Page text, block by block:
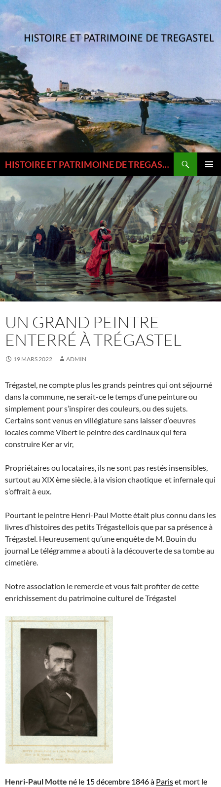
Aller
au
contenu
HISTOIRE ET PATRIMOINE DE TREGASTEL ET DU TREGOR
MENU
UN GRAND PEINTRE
ENTERRÉ À TRÉGASTEL
19 MARS 2022 ADMIN
Trégastel, ne compte plus les grands peintres qui ont séjourné
dans la commune, ne serait-ce le temps d’une peinture ou
simplement pour s’inspirer des couleurs, ou des sujets.
Certains sont venus en villégiature sans laisser d’oeuvres
locales comme Vibert le peintre des cardinaux qui fera
construire Ker ar vir,
Propriétaires ou locataires, ils ne sont pas restés insensibles,
surtout au XIX ème siècle, à la vision chaotique et infernale qui
s’offrait à eux.
Pourtant le peintre Henri-Paul Motte était plus connu dans les
livres d’histoires des petits Trégastellois que par sa présence à
Trégastel. Heureusement qu’une enquête de M. Bouin du
journal Le télégramme a abouti à la découverte de sa tombe au
cimetière.
Notre association le remercie et vous fait profiter de cette
enrichissement du patrimoine culturel de Trégastel
Henri-Paul Motte né le 15 décembre 1846à Pariset mort le